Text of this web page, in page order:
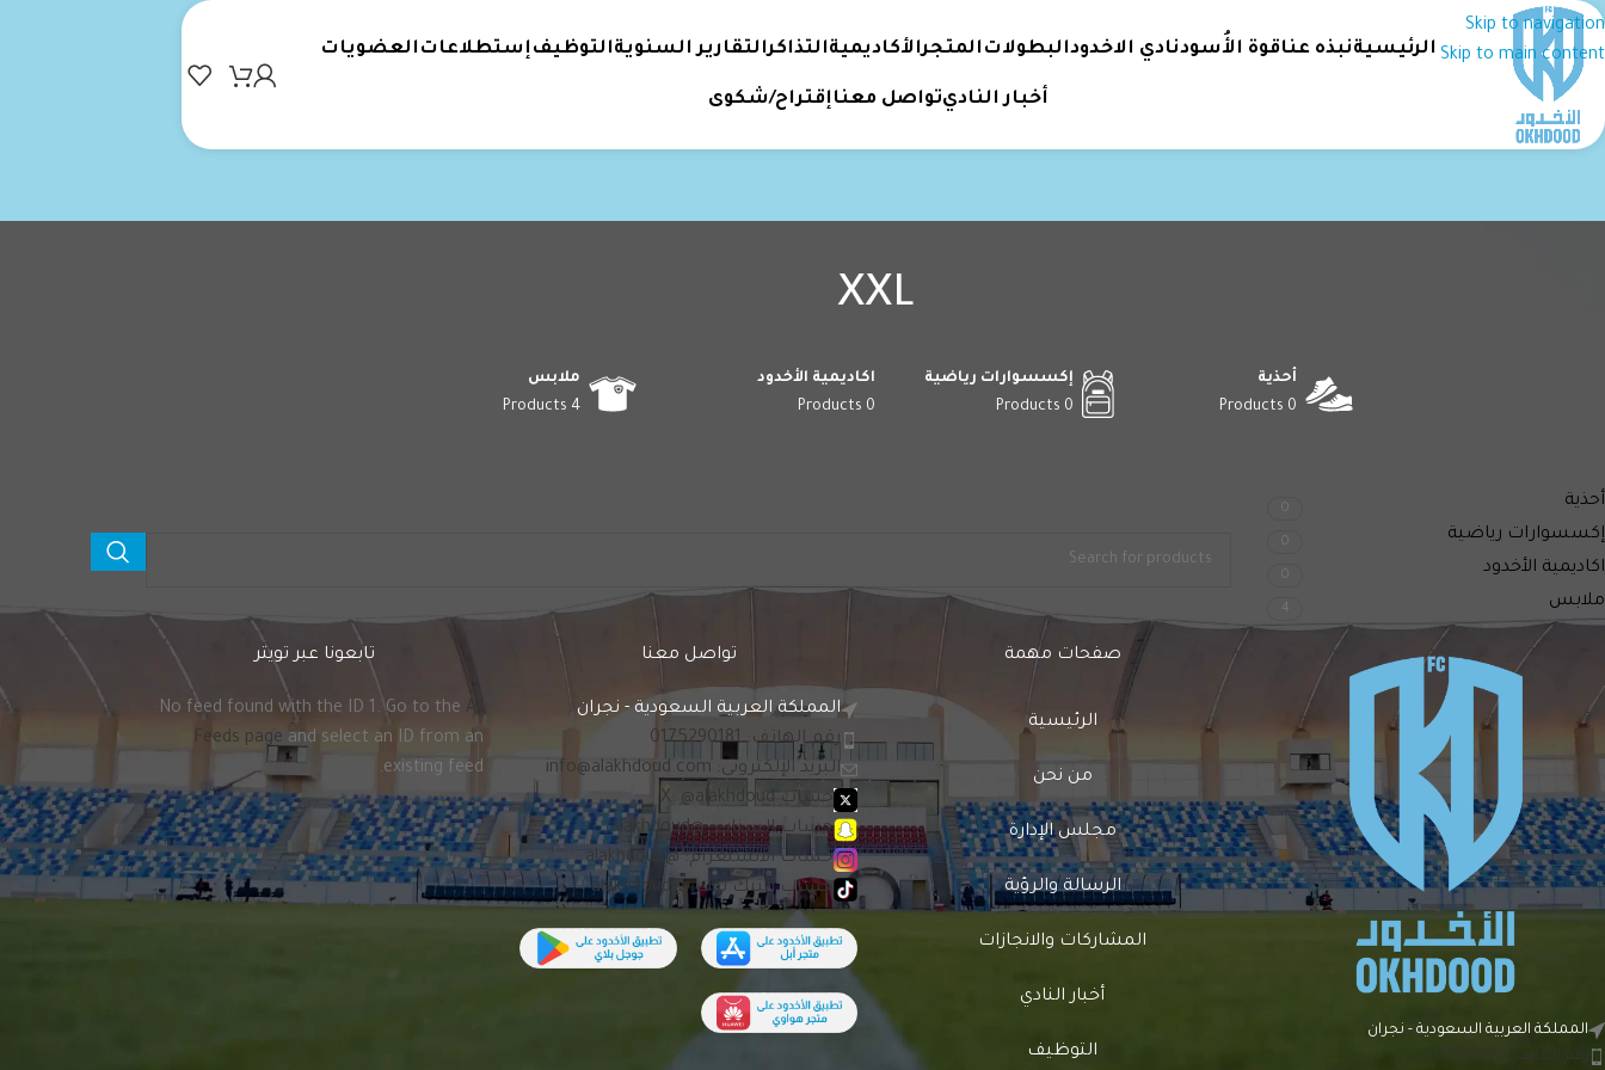
Skip to navigation
Skip to main content الرئيسيةنبذه عناقوة الأُسودنادي الاخدودالبطولات المتجرالأكاديميةالتذاكرالتقارير السنويةالتوظيف إستطلاعات العضويات
أخبار الناديتواصل معنا إقتراح/شكوى
XXL
أحذية
0 Products
إكسسوارات رياضية
0 Products
اكاديمية الأخدود
0 Products
ملابس
4 Products
أحذية 0
إكسسوارات رياضية 0
اكاديمية الأخدود 0
ملابس 4
المملكة العربية السعودية - نجران
رقم الهاتف: 0175290181
صفحات مهمة
الرئيسية
من نحن
مجلس الإدارة
الرسالة والرؤية
المشاركات والانجازات
أخبار النادي
التوظيف
تواصل معنا
المملكة العربية السعودية - نجران
رقم الهاتف: 0175290181
البريد الإلكتروني: info@alakhdoud.com
حساب X: @alakhdoud
حساب السناب: @alakhdoud
حساب الانستغرام: @alakhdoud
حساب التيك توك: @alakhdoud
تابعونا عبر تويتر
No feed found with the ID 1. Go to the All
Feeds page and select an ID from an
existing feed.